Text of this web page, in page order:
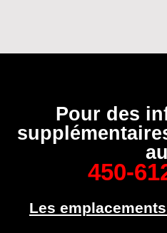
Pour des
450-
Les